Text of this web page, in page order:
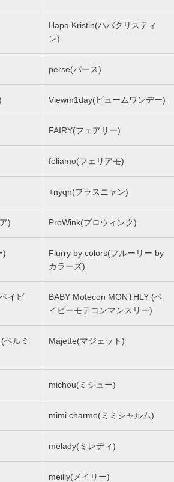
Hapa Kristin(ハパクリスティ
ン)
perse(パース)
Viewm1day(ビュームワンデー)
FAIRY(フェアリー)
feliamo(フェリアモ)
+nyqn(プラスニャン)
) ProWink(プロウィンク)
)
Flurry by colors(フルーリー by
カラーズ)
イビ
BABY Motecon MONTHLY (ベ
イビーモテコンマンスリー)
ベルミ
Majette(マジェット)
michou(ミシュー)
mimi charme(ミミシャルム)
melady(ミレディ)
meilly(メイリー)